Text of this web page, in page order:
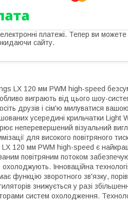
платежі. Тепер ви можете
сайту.
LX 120 мм PWM high-speed
виграють від цього шоу-
друзів і сім'ю милуватися
усередині крильчатки Light
неперевершений візуальний
для високого повітряного
LX 120 мм PWM high-speed є
повітряним потоком
Інноваційна
функцію зворотного зв'язку,
знижується у разі
систем охолодження.